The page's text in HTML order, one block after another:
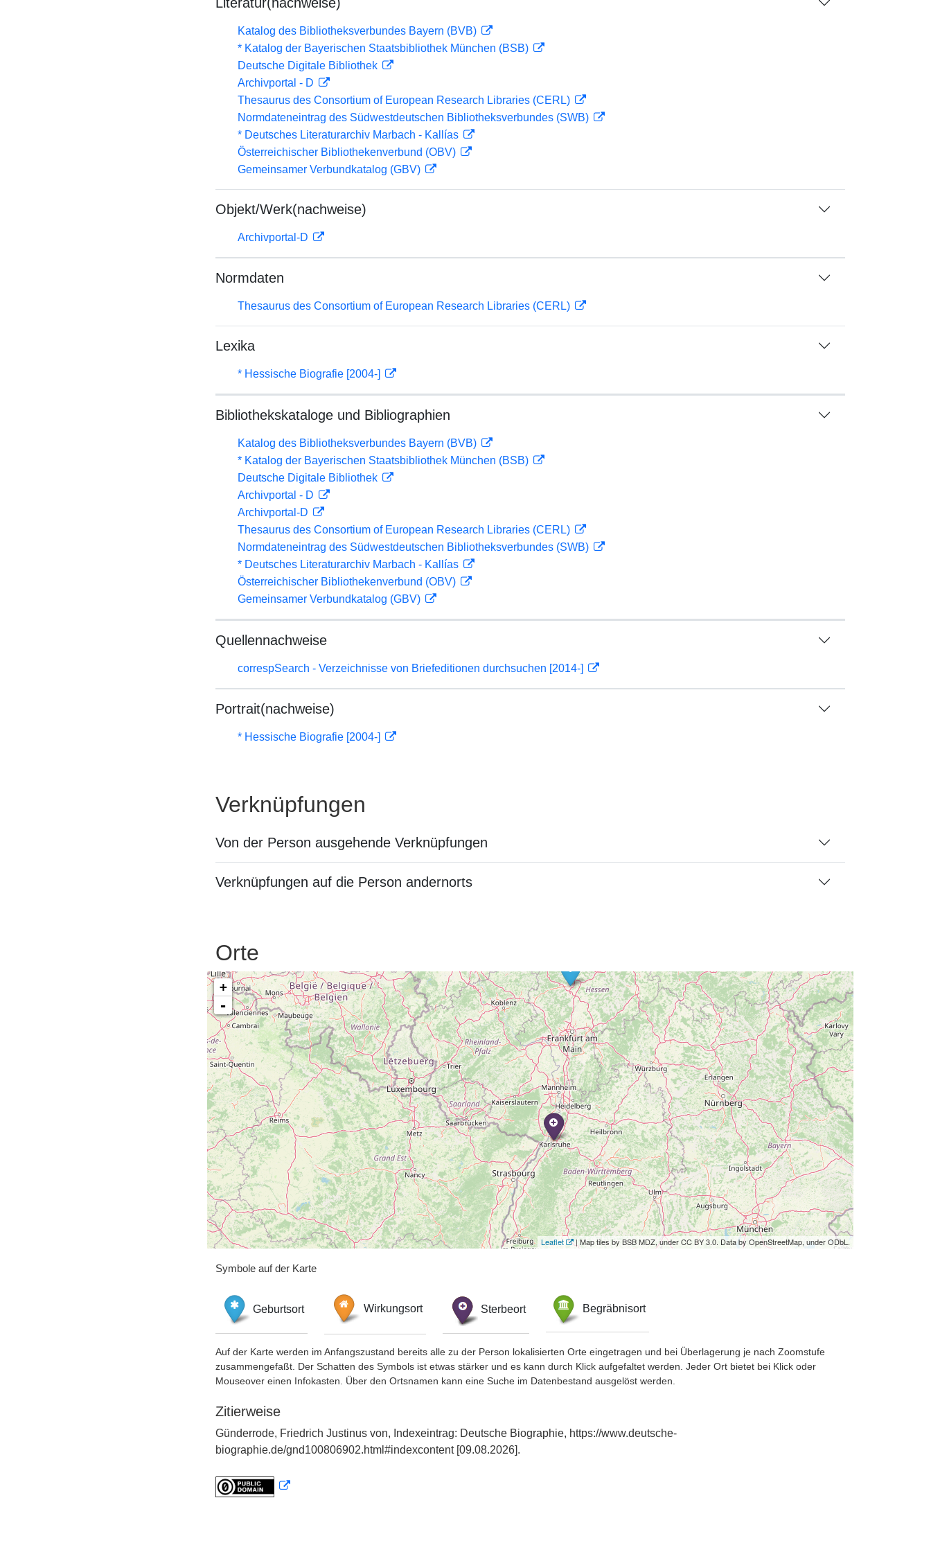
Katalog des Bibliotheksverbundes Bayern (BVB)
* Katalog der Bayerischen Staatsbibliothek München (BSB)
Deutsche Digitale Bibliothek
Archivportal - D
Thesaurus des Consortium of European Research Libraries (CERL)
Normdateneintrag des Südwestdeutschen Bibliotheksverbundes (SWB)
* Deutsches Literaturarchiv Marbach - Kallías
Österreichischer Bibliothekenverbund (OBV)
Gemeinsamer Verbundkatalog (GBV)
Objekt/Werk(nachweise)
Archivportal-D
Normdaten
Thesaurus des Consortium of European Research Libraries (CERL)
Lexika
* Hessische Biografie [2004-]
Bibliothekskataloge und Bibliographien
Katalog des Bibliotheksverbundes Bayern (BVB)
* Katalog der Bayerischen Staatsbibliothek München (BSB)
Deutsche Digitale Bibliothek
Archivportal - D
Archivportal-D
Thesaurus des Consortium of European Research Libraries (CERL)
Normdateneintrag des Südwestdeutschen Bibliotheksverbundes (SWB)
* Deutsches Literaturarchiv Marbach - Kallías
Österreichischer Bibliothekenverbund (OBV)
Gemeinsamer Verbundkatalog (GBV)
Quellennachweise
correspSearch - Verzeichnisse von Briefeditionen durchsuchen [2014-]
Portrait(nachweise)
* Hessische Biografie [2004-]
Verknüpfungen
Von der Person ausgehende Verknüpfungen
Verknüpfungen auf die Person andernorts
Orte
+
-
Leaflet | Map tiles by BSB MDZ, under CC BY 3.0. Data by OpenStreetMap, under ODbL.
Symbole auf der Karte
Geburtsort Wirkungsort Sterbeort Begräbnisort
Auf der Karte werden im Anfangszustand bereits alle zu der Person lokalisierten Orte eingetragen und bei Überlagerung je nach Zoomstufe
zusammengefaßt. Der Schatten des Symbols ist etwas stärker und es kann durch Klick aufgefaltet werden. Jeder Ort bietet bei Klick oder
Mouseover einen Infokasten. Über den Ortsnamen kann eine Suche im Datenbestand ausgelöst werden.
Zitierweise
Günderrode, Friedrich Justinus von, Indexeintrag: Deutsche Biographie, https://www.deutsche-
biographie.de/gnd100806902.html#indexcontent [09.08.2026].